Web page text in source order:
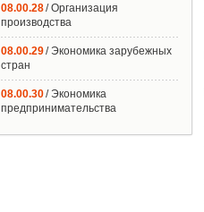
08.00.28/ Организация
производства
08.00.29/ Экономика зарубежных
стран
08.00.30/ Экономика
предпринимательства